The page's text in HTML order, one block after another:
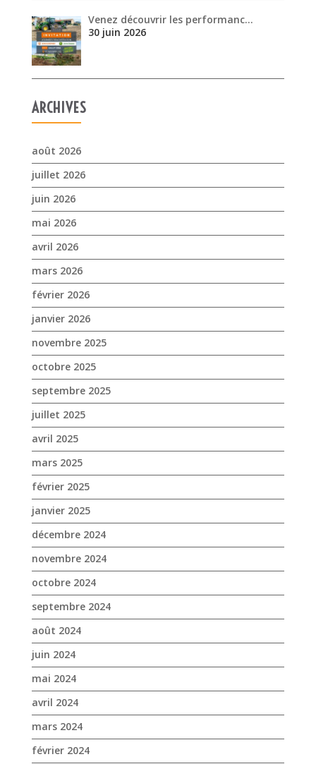
Venez découvrir les performanc…
30 juin 2026
ARCHIVES
août 2026
juillet 2026
juin 2026
mai 2026
avril 2026
mars 2026
février 2026
janvier 2026
novembre 2025
octobre 2025
septembre 2025
juillet 2025
avril 2025
mars 2025
février 2025
janvier 2025
décembre 2024
novembre 2024
octobre 2024
septembre 2024
août 2024
juin 2024
mai 2024
avril 2024
mars 2024
février 2024